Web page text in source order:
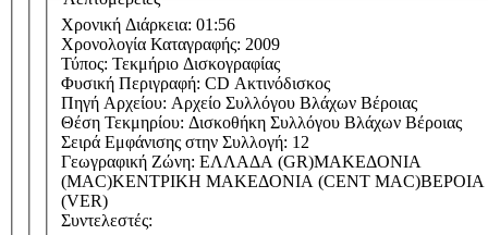
Χρονική Διάρκεια: 01:56
Χρονολογία Καταγραφής: 2009
Τύπος: Τεκμήριο Δισκογραφίας
Φυσική Περιγραφή: CD Ακτινόδισκος
Πηγή Αρχείου: Αρχείο Συλλόγου Βλάχων Βέροιας
Θέση Τεκμηρίου: Δισκοθήκη Συλλόγου Βλάχων Βέροιας
Σειρά Εμφάνισης στην Συλλογή: 12
Γεωγραφική Ζώνη: ΕΛΛΑΔΑ (GR)ΜΑΚΕΔΟΝΙΑ
(MAC)ΚΕΝΤΡΙΚΗ ΜΑΚΕΔΟΝΙΑ (CENT MAC)ΒΕΡΟΙΑ
(VER)
Συντελεστές: